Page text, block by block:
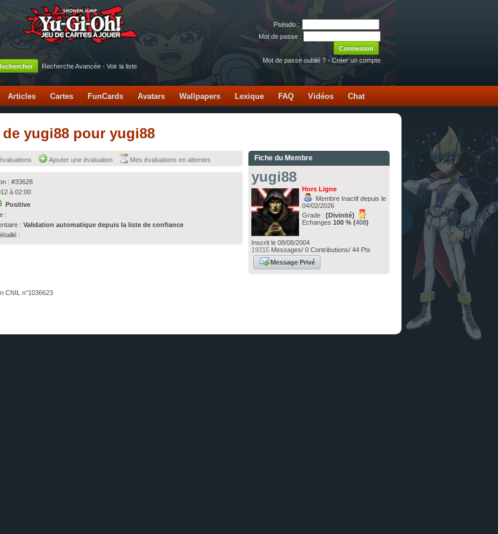
Pseudo :
Mot de passe :
Mot de passe oublié ? - Créer un compte
Recherche Avancée - Voir la liste
Articles Cartes FunCards Avatars Wallpapers Lexique FAQ Vidéos Chat
yugi88 pour yugi88
Ajouter une évaluation Mes évaluations en attentes
: #33628
à 02:00
Positive
:
: Validation automatique depuis la liste de confiance
:
Fiche du Membre
yugi88
Hors Ligne
Membre Inactif depuis le
04/02/2026
Grade : [Divinité]
Echanges 100 % (408)
Inscrit le 08/08/2004
19315Messages/ 0 Contributions/ 44 Pts
Message Privé
CNIL n°1036623